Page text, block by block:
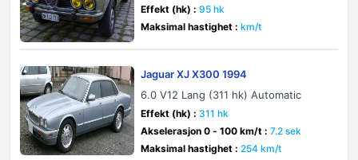
Effekt (hk) : 95 hk
Maksimal hastighet : km/t
Jaguar XJ X300 1994
6.0 V12 Lang (311 hk) Automatic
Effekt (hk) : 311 hk
Akselerasjon 0 - 100 km/t : 7.2 sek
Maksimal hastighet : 254 km/t